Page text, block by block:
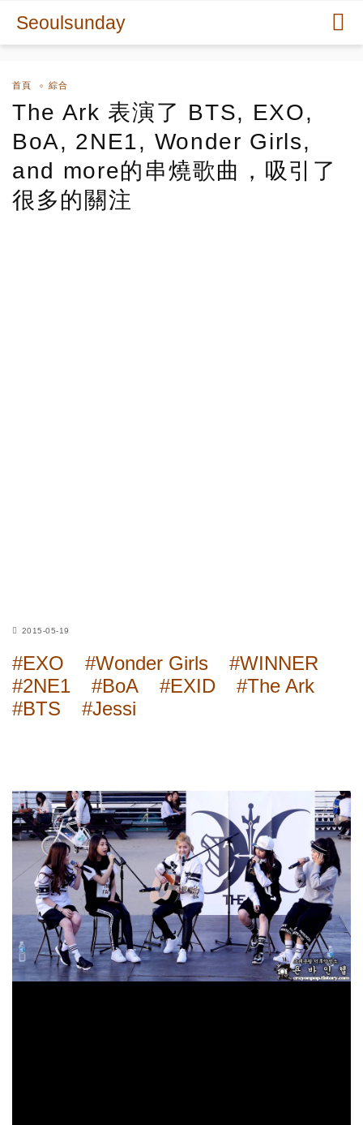
Seoulsunday
首頁 綜合
The Ark 表演了 BTS, EXO,
BoA, 2NE1, Wonder Girls,
and more的串燒歌曲，吸引了
很多的關注
2015-05-19
#EXO #Wonder Girls
#WINNER
#2NE1
#BoA #EXID
#The Ark
#BTS
#Jessi